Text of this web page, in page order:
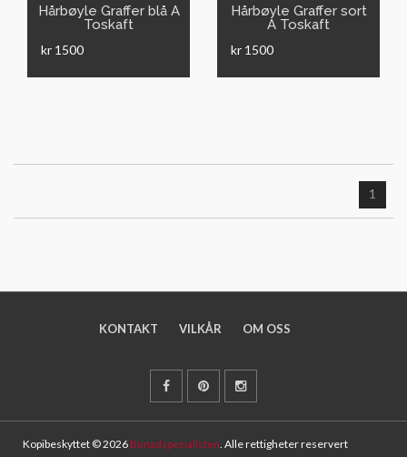
Hårbøyle Graffer blå A
Toskaft
kr 1500
Hårbøyle Graffer sort
A Toskaft
kr 1500
1
KONTAKT VILKÅR OM OSS
Kopibeskyttet © 2026 Bunadspesialisten . Alle rettigheter reservert